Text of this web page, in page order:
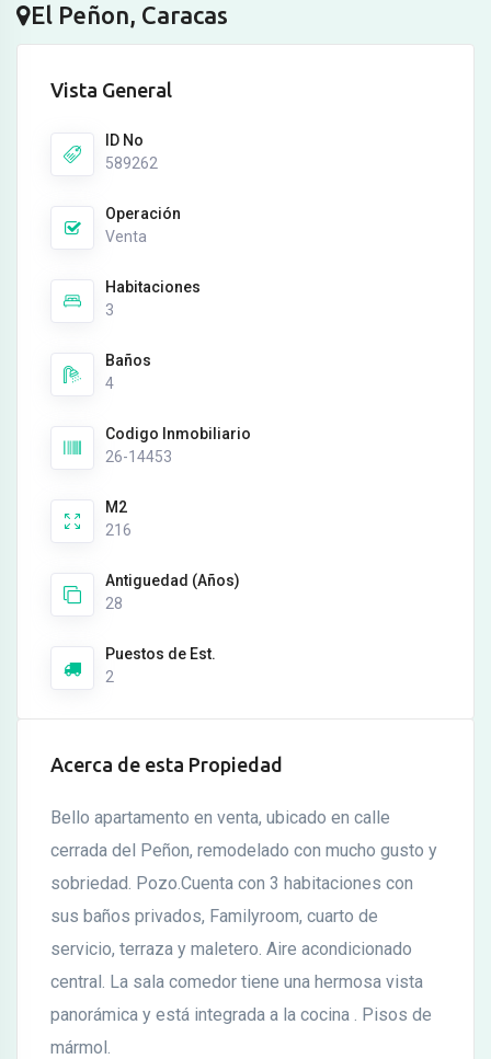
El Peñon, Caracas
Vista General
ID No
589262
Operación
Venta
Habitaciones
3
Baños
4
Codigo Inmobiliario
26-14453
M2
216
Antiguedad (Años)
28
Puestos de Est.
2
Acerca de esta Propiedad
Bello apartamento en venta, ubicado en calle
cerrada del Peñon, remodelado con mucho gusto y
sobriedad. Pozo.Cuenta con 3 habitaciones con
sus baños privados, Familyroom, cuarto de
servicio, terraza y maletero. Aire acondicionado
central. La sala comedor tiene una hermosa vista
panorámica y está integrada a la cocina . Pisos de
mármol.